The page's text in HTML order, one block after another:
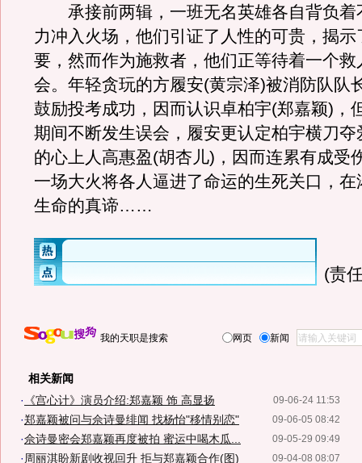
承接前两辑，一班无名英雄各自背负着
力冲入火场，他们引证了人性的可贵，揭示
要，然而作为施救者，他们正等待着一个救
会。年轻贪玩的方履安(黄宗泽)被消防队队
鼓励投考成功，因而认识卓柏宇(郑嘉颖)，
期间不断发生误会，履安更认定柏宇横刀夺
的心上人高惠盈(胡杏儿)，因而连累有成受
一场大火将各人逼进了命运的生死关口，在
生命的真谛……
(责
我的天职是搜索 网页 新闻
相关新闻
09-06-24 11:53
· 《宫心计》演员介绍:郑嘉颖 饰 高显扬
09-06-05 08:42
·郑嘉颖被问与佘诗曼绯闻 找杨怡"移情别恋"
09-05-29 09:49
·佘诗曼密会郑嘉颖再度被拍 蜜运中喝木瓜...
09-04-08 08:07
· 周丽淇盼新剧收视回升 拒与郑嘉颖合作(图)